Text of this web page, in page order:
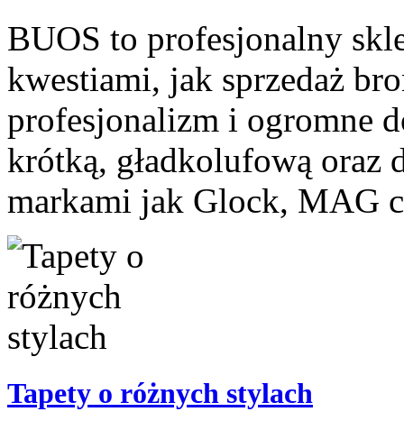
BUOS to profesjonalny
kwestiami, jak sprzedaż
profesjonalizm i ogromne
krótką, gładkolufową oraz
markami jak Glock, MAG
Tapety o różnych stylach